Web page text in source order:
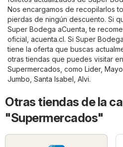
Nos encargamos de recopilarlos
pierdas de ningún descuento. Si
Super Bodega aCuenta, te
oficial, acuenta.cl. Si Super
tiene la oferta que buscas
otras tiendas que puedes visitar
Supermercados , como Lider,
Jumbo Santa Isabel Alvi.
Otras tiendas de la
"Supermercados"